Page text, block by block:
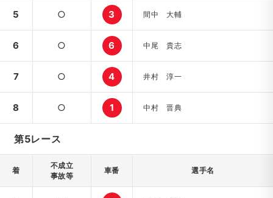
5 ○ 3 間中 大輔
6 ○ 6 中尾 貴志
7 ○ 4 井村 淳一
8 ○ 1 中村 晋典
第5レース
着
不成立
事故等
車番 選手名